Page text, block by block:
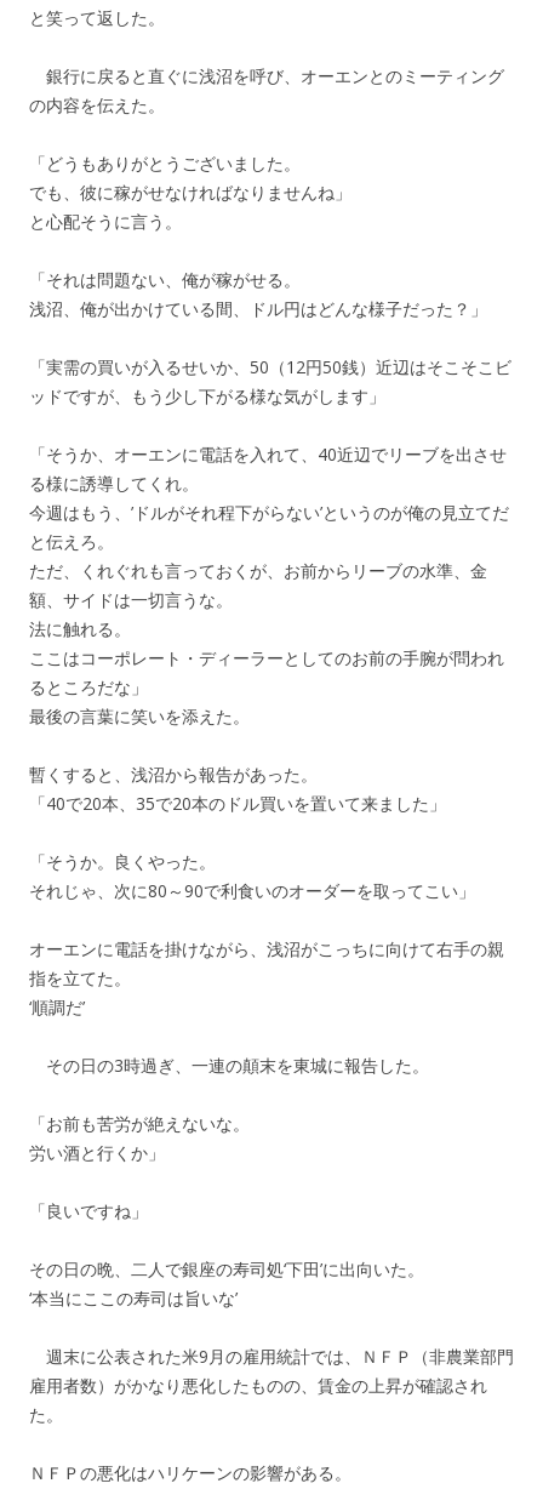
と笑って返した。
銀行に戻ると直ぐに浅沼を呼び、オーエンとのミーティング
の内容を伝えた。
「どうもありがとうございました。
でも、彼に稼がせなければなりませんね」
と心配そうに言う。
「それは問題ない、俺が稼がせる。
浅沼、俺が出かけている間、ドル円はどんな様子だった？」
「実需の買いが入るせいか、50（12円50銭）近辺はそこそこビ
ッドですが、もう少し下がる様な気がします」
「そうか、オーエンに電話を入れて、40近辺でリーブを出させ
る様に誘導してくれ。
今週はもう、’ドルがそれ程下がらない’というのが俺の見立てだ
と伝えろ。
ただ、くれぐれも言っておくが、お前からリーブの水準、金
額、サイドは一切言うな。
法に触れる。
ここはコーポレート・ディーラーとしてのお前の手腕が問われ
るところだな」
最後の言葉に笑いを添えた。
暫くすると、浅沼から報告があった。
「40で20本、35で20本のドル買いを置いて来ました」
「そうか。良くやった。
それじゃ、次に80～90で利食いのオーダーを取ってこい」
オーエンに電話を掛けながら、浅沼がこっちに向けて右手の親
指を立てた。
‘順調だ’
その日の3時過ぎ、一連の顛末を東城に報告した。
「お前も苦労が絶えないな。
労い酒と行くか」
「良いですね」
その日の晩、二人で銀座の寿司処‘下田’に出向いた。
‘本当にここの寿司は旨いな’
週末に公表された米9月の雇用統計では、ＮＦＰ（非農業部門
雇用者数）がかなり悪化したものの、賃金の上昇が確認され
た。
ＮＦＰの悪化はハリケーンの影響がある。